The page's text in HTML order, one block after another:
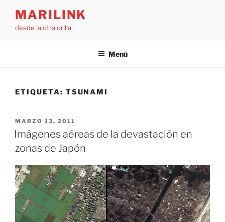
contenido
MARILINK
desde la otra orilla
Menú
ETIQUETA: TSUNAMI
PUBLICADO
EL
MARZO 13, 2011
Imágenes aéreas de la devastación en
zonas de Japón